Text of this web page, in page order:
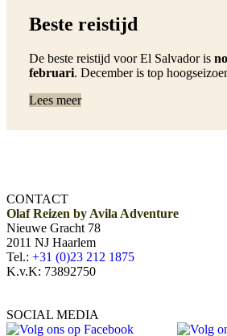
Beste reistijd
De beste reistijd voor El Salvador is
februari. December is top
Lees meer
CONTACT
Olaf Reizen by Avila Adventure
Nieuwe Gracht 78
2011 NJ Haarlem
Tel.: +31 (0)23 212 1875
K.v.K: 73892750
SOCIAL MEDIA